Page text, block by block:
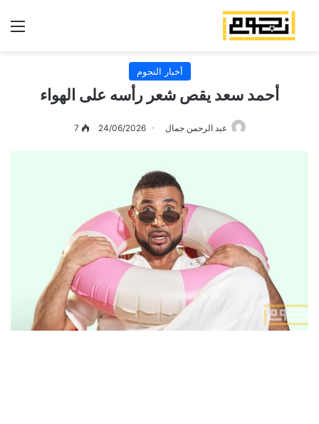
أخبار النجوم
أحمد سعد يقص شعر رأسه على الهواء
عبد الرحمن جمال 24/06/2026
7